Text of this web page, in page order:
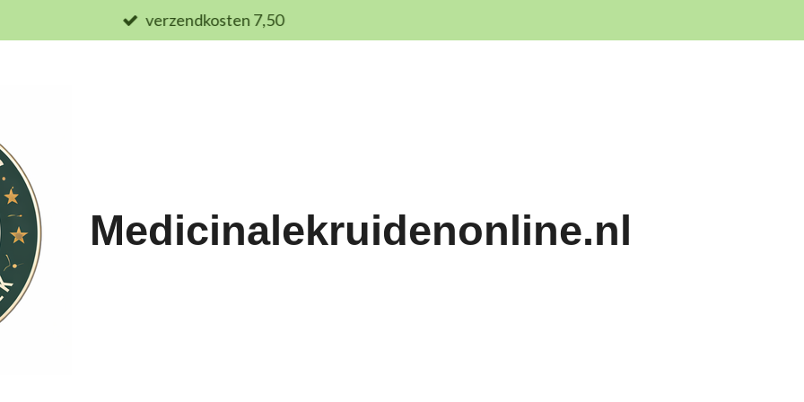
verzendkosten 7,50
Medicinalekruidenonline.nl